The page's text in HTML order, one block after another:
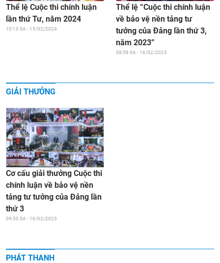
Thể lệ Cuộc thi chính luận
lần thứ Tư, năm 2024
10:13 SA - 15/02/2024
Thể lệ “Cuộc thi chính luận
về bảo vệ nền tảng tư
tưởng của Đảng lần thứ 3,
năm 2023”
08:58 SA - 16/02/2023
GIẢI THƯỞNG
Cơ cấu giải thưởng Cuộc thi
chính luận về bảo vệ nền
tảng tư tưởng của Đảng lần
thứ 3
09:50 SA - 16/02/2023
PHÁT THANH